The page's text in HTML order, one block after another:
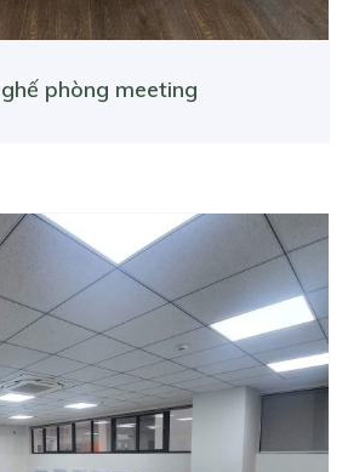
phòng meeting